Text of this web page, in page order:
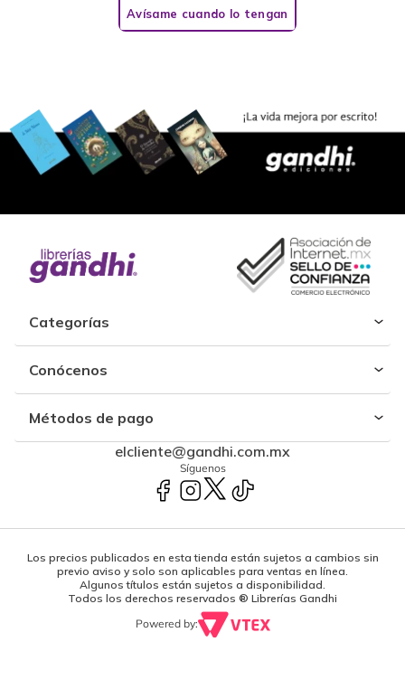
Avísame cuando lo tengan
Categorías
Conócenos
Métodos de pago
elcliente@gandhi.com.mx
Síguenos
Los precios publicados en esta tienda están sujetos a cambios sin
previo aviso y solo son aplicables para ventas en línea.
Algunos títulos están sujetos a disponibilidad.
Todos los derechos reservados ® Librerías Gandhi
Powered by: